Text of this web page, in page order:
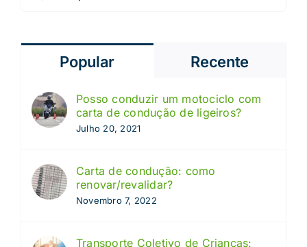
Popular Recente
Posso conduzir um motociclo com
carta de condução de ligeiros?
Julho 20, 2021
Carta de condução: como
renovar/revalidar?
Novembro 7, 2022
Transporte Coletivo de Crianças: